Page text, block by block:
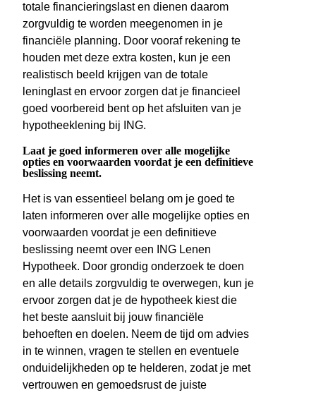
totale financieringslast en dienen daarom
zorgvuldig te worden meegenomen in je
financiële planning. Door vooraf rekening te
houden met deze extra kosten, kun je een
realistisch beeld krijgen van de totale
leninglast en ervoor zorgen dat je financieel
goed voorbereid bent op het afsluiten van je
hypotheeklening bij ING.
Laat je goed informeren over alle mogelijke
opties en voorwaarden voordat je een definitieve
beslissing neemt.
Het is van essentieel belang om je goed te
laten informeren over alle mogelijke opties en
voorwaarden voordat je een definitieve
beslissing neemt over een ING Lenen
Hypotheek. Door grondig onderzoek te doen
en alle details zorgvuldig te overwegen, kun je
ervoor zorgen dat je de hypotheek kiest die
het beste aansluit bij jouw financiële
behoeften en doelen. Neem de tijd om advies
in te winnen, vragen te stellen en eventuele
onduidelijkheden op te helderen, zodat je met
vertrouwen en gemoedsrust de juiste